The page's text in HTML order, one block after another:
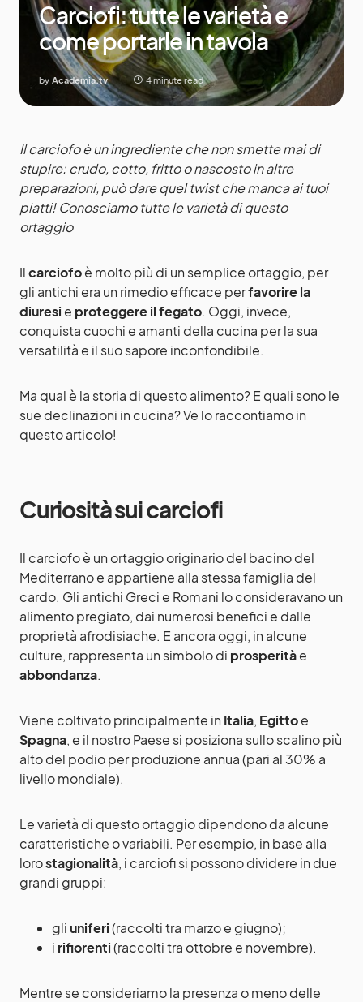
Carciofi: tutte le varietà e
come portarle in tavola
by Academia.tv 4 minute read
Il carciofo è un ingrediente che non smette mai di
stupire: crudo, cotto, fritto o nascosto in altre
preparazioni, può dare quel twist che manca ai tuoi
piatti! Conosciamo tutte le varietà di questo
ortaggio
Ilcarciofoè molto più di un semplice ortaggio, per
gli antichi era un rimedio efficace perfavorire la
diuresi e proteggere il fegato. Oggi, invece,
conquista cuochi e amanti della cucina per la sua
versatilità e il suo sapore inconfondibile.
Ma qual è la storia di questo alimento? E quali sono le
sue declinazioni in cucina? Ve lo raccontiamo in
questo articolo!
Curiosità sui carciofi
Il carciofo è un ortaggio originario del bacino del
Mediterrano e appartiene alla stessa famiglia del
cardo. Gli antichi Greci e Romani lo consideravano un
alimento pregiato, dai numerosi benefici e dalle
proprietà afrodisiache. E ancora oggi, in alcune
culture, rappresenta un simbolo di prosperitàe
abbondanza.
Viene coltivato principalmente in Italia, Egittoe
Spagna, e il nostro Paese si posiziona sullo scalino più
alto del podio per produzione annua (pari al 30% a
livello mondiale).
Le varietà di questo ortaggio dipendono da alcune
caratteristiche o variabili. Per esempio, in base alla
lorostagionalità, i carciofi si possono dividere in due
grandi gruppi:
gliuniferi(raccolti tra marzo e giugno);
i rifiorenti(raccolti tra ottobre e novembre).
Mentre se consideriamo la presenza o meno delle